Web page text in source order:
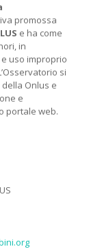
promossa
e ha come
in
uso improprio
si
Onlus e
e
portale web.